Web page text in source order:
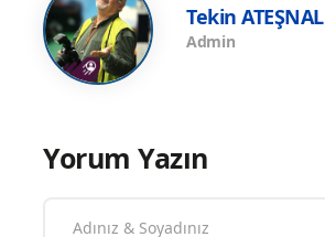
Tekin ATEŞNAL
Admin
Yorum Yazın